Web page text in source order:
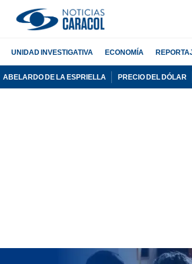
UNIDAD INVESTIGATIVA ECONOMÍA
ABELARDO DE LA ESPRIELLA PRECIO DEL DÓLAR